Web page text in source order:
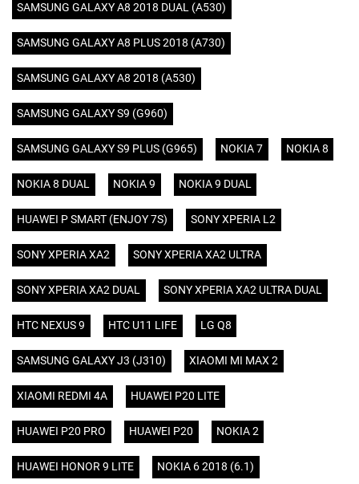
SAMSUNG GALAXY A8 2018 DUAL (A530)
SAMSUNG GALAXY A8 PLUS 2018 (A730)
SAMSUNG GALAXY A8 2018 (A530)
SAMSUNG GALAXY S9 (G960)
SAMSUNG GALAXY S9 PLUS (G965) NOKIA 7 NOKIA 8
NOKIA 8 DUAL NOKIA 9 NOKIA 9 DUAL
HUAWEI P SMART (ENJOY 7S) SONY XPERIA L2
SONY XPERIA XA2 SONY XPERIA XA2 ULTRA
SONY XPERIA XA2 DUAL SONY XPERIA XA2 ULTRA DUAL
HTC NEXUS 9 HTC U11 LIFE LG Q8
SAMSUNG GALAXY J3 (J310) XIAOMI MI MAX 2
XIAOMI REDMI 4A HUAWEI P20 LITE
HUAWEI P20 PRO HUAWEI P20 NOKIA 2
HUAWEI HONOR 9 LITE NOKIA 6 2018 (6.1)